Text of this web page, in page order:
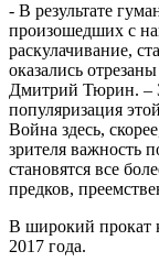
- В результате
произошедших с
раскулачивание,
оказались
Дмитрий Тюрин. –
популяризация
Война здесь,
зрителя важность
становятся все
предков,
В широкий прокат
2017 года.